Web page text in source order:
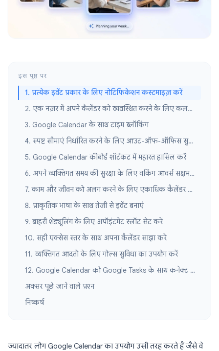
इस पृष्ठ पर
1. प्रत्येक इवेंट प्रकार के लिए नोटिफिकेशन कस्टमाइज़ करें
2. एक नज़र में अपने कैलेंडर को व्यवस्थित करने के लिए कलर कोडिंग का उपयोग करें
3. Google Calendar के साथ टाइम ब्लॉकिंग
4. स्पष्ट सीमाएं निर्धारित करने के लिए आउट-ऑफ-ऑफिस सुविधा का उपयोग करें
5. Google Calendar कीबोर्ड शॉर्टकट में महारत हासिल करें
6. अपने व्यक्तिगत समय की सुरक्षा के लिए वर्किंग आवर्स सक्षम करें
7. काम और जीवन को अलग करने के लिए एकाधिक कैलेंडर का उपयोग करें
8. प्राकृतिक भाषा के साथ तेजी से इवेंट बनाएं
9. बाहरी शेड्यूलिंग के लिए अपॉइंटमेंट स्लॉट सेट करें
10. सही एक्सेस स्तर के साथ अपना कैलेंडर साझा करें
11. व्यक्तिगत आदतों के लिए गोल्स सुविधा का उपयोग करें
12. Google Calendar को Google Tasks के साथ कनेक्ट करें
अक्सर पूछे जाने वाले प्रश्न
निष्कर्ष
ज्यादातर लोग Google Calendar का उपयोग उसी तरह करते हैं जैसे वे